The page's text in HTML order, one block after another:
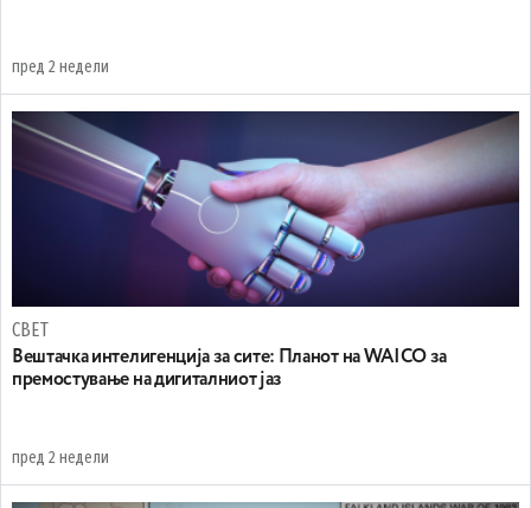
пред 2 недели
СВЕТ
Вештачка интелигенција за сите: Планот на WAICO за
премостување на дигиталниот јаз
пред 2 недели